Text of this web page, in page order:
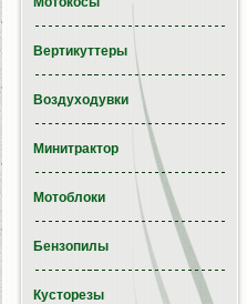
Вертикуттеры
Воздуходувки
Минитрактор
Мотоблоки
Бензопилы
Кусторезы